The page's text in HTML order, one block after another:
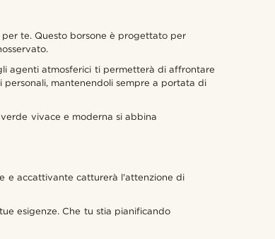
te. Questo borsone è progettato per
agenti atmosferici ti permetterà di affrontare
mantenendoli sempre a portata di
vivace e moderna si abbina
e accattivante catturerà l'attenzione di
esigenze. Che tu stia pianificando